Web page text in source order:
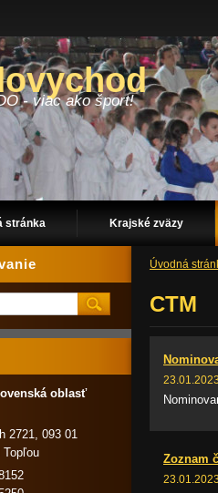
- viac ako šport!
stránka Krajské zväzy
Úvodná
CTM
Zoznam
oblasť
2721, 093 01
Topľou